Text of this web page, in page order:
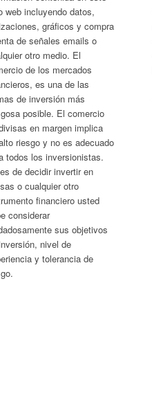
web incluyendo datos,
gráficos y compra
de señales emails o
otro medio. El
de los mercados
es una de las
de inversión más
posible. El comercio
en margen implica
riesgo y no es adecuado
todos los inversionistas.
de decidir invertir en
o cualquier otro
financiero usted
considerar
sus objetivos
nivel de
y tolerancia de